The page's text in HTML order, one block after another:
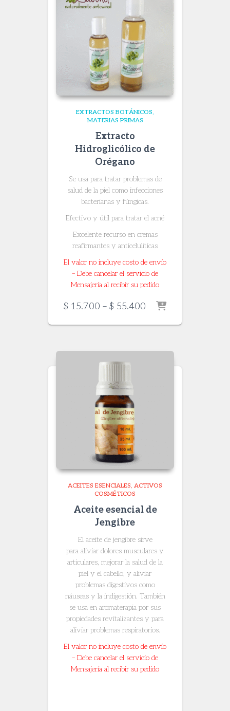
EXTRACTOS BOTÁNICOS
MATERIAS PRIMAS
Extracto
Hidroglicólico de
Orégano
Se usa para tratar problemas de
salud de la piel como infecciones
bacterianas y fúngicas.
Efectivo y útil para tratar el acné
Excelente recurso en cremas
reafirmantes y anticelulíticas
El valor no incluye costo de envío
– Debe cancelar el servicio de
Mensajería al recibir su pedido
$ 15.700 – $ 55.400 Price
$ 15.700
$ 55.400
ACEITES ESENCIALES ACTIVOS
COSMÉTICOS
Aceite esencial de
Jengibre
El aceite de jengibre sirve
para aliviar dolores musculares y
articulares, mejorar la salud de la
piel y el cabello, y aliviar
problemas digestivos como
náuseas y la indigestión. También
se usa en aromaterapia por sus
propiedades revitalizantes y para
aliviar problemas respiratorios.
El valor no incluye costo de envío
– Debe cancelar el servicio de
Mensajería al recibir su pedido